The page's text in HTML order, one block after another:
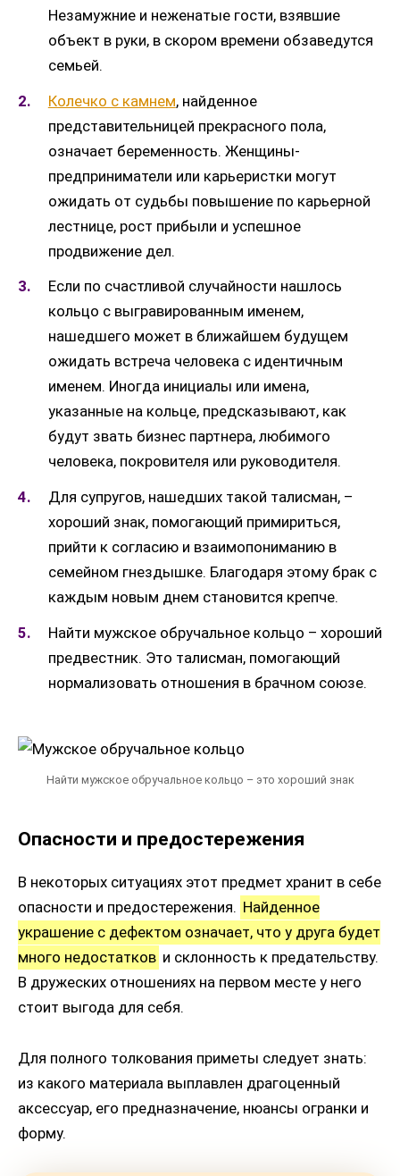
Незамужние и неженатые гости, взявшие
объект в руки, в скором времени обзаведутся
семьей.
Колечко с камнем, найденное
представительницей прекрасного пола,
означает беременность. Женщины-
предприниматели или карьеристки могут
ожидать от судьбы повышение по карьерной
лестнице, рост прибыли и успешное
продвижение дел.
Если по счастливой случайности нашлось
кольцо с выгравированным именем,
нашедшего может в ближайшем будущем
ожидать встреча человека с идентичным
именем. Иногда инициалы или имена,
указанные на кольце, предсказывают, как
будут звать бизнес партнера, любимого
человека, покровителя или руководителя.
Для супругов, нашедших такой талисман, –
хороший знак, помогающий примириться,
прийти к согласию и взаимопониманию в
семейном гнездышке. Благодаря этому брак с
каждым новым днем становится крепче.
Найти мужское обручальное кольцо – хороший
предвестник. Это талисман, помогающий
нормализовать отношения в брачном союзе.
Найти мужское обручальное кольцо – это хороший знак
Опасности и предостережения
В некоторых ситуациях этот предмет хранит в себе
опасности и предостережения. Найденное
украшение с дефектом означает, что у друга будет
много недостатков и склонность к предательству.
В дружеских отношениях на первом месте у него
стоит выгода для себя.
Для полного толкования приметы следует знать:
из какого материала выплавлен драгоценный
аксессуар, его предназначение, нюансы огранки и
форму.